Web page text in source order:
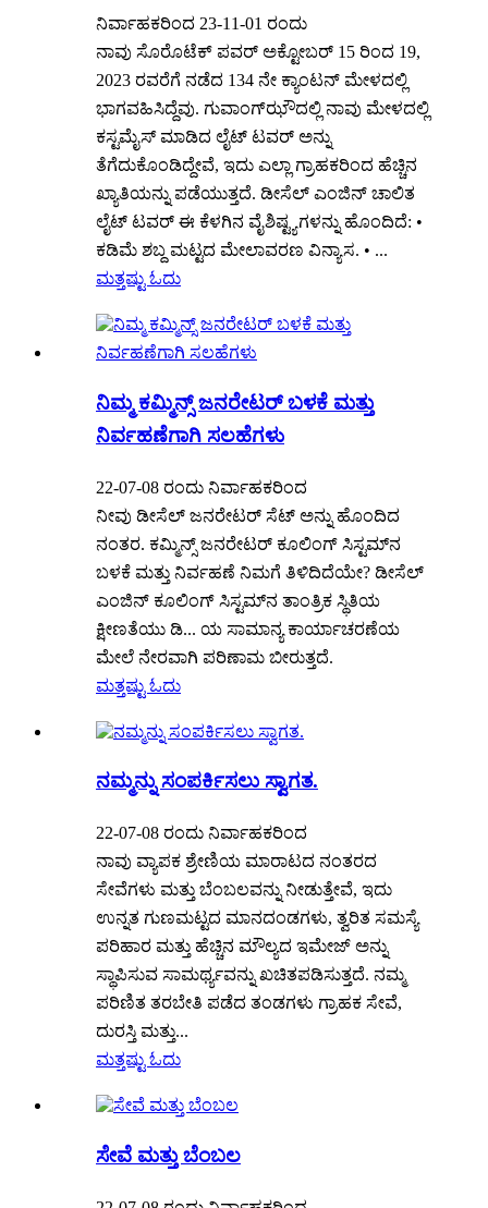
ನಿರ್ವಾಹಕರಿಂದ 23-11-01 ರಂದು
ನಾವು ಸೊರೊಟೆಕ್ ಪವರ್ ಅಕ್ಟೋಬರ್ 15 ರಿಂದ 19,
2023 ರವರೆಗೆ ನಡೆದ 134 ನೇ ಕ್ಯಾಂಟನ್ ಮೇಳದಲ್ಲಿ
ಭಾಗವಹಿಸಿದ್ದೆವು. ಗುವಾಂಗ್‌ಝೌದಲ್ಲಿ ನಾವು ಮೇಳದಲ್ಲಿ
ಕಸ್ಟಮೈಸ್ ಮಾಡಿದ ಲೈಟ್ ಟವರ್ ಅನ್ನು
ತೆಗೆದುಕೊಂಡಿದ್ದೇವೆ, ಇದು ಎಲ್ಲಾ ಗ್ರಾಹಕರಿಂದ ಹೆಚ್ಚಿನ
ಖ್ಯಾತಿಯನ್ನು ಪಡೆಯುತ್ತದೆ. ಡೀಸೆಲ್ ಎಂಜಿನ್ ಚಾಲಿತ
ಲೈಟ್ ಟವರ್ ಈ ಕೆಳಗಿನ ವೈಶಿಷ್ಟ್ಯಗಳನ್ನು ಹೊಂದಿದೆ: •
ಕಡಿಮೆ ಶಬ್ದ ಮಟ್ಟದ ಮೇಲಾವರಣ ವಿನ್ಯಾಸ. • ...
ಮತ್ತಷ್ಟು ಓದು
ನಿಮ್ಮ ಕಮ್ಮಿನ್ಸ್ ಜನರೇಟರ್ ಬಳಕೆ ಮತ್ತು
ನಿರ್ವಹಣೆಗಾಗಿ ಸಲಹೆಗಳು
22-07-08 ರಂದು ನಿರ್ವಾಹಕರಿಂದ
ನೀವು ಡೀಸೆಲ್ ಜನರೇಟರ್ ಸೆಟ್ ಅನ್ನು ಹೊಂದಿದ
ನಂತರ. ಕಮ್ಮಿನ್ಸ್ ಜನರೇಟರ್ ಕೂಲಿಂಗ್ ಸಿಸ್ಟಮ್‌ನ
ಬಳಕೆ ಮತ್ತು ನಿರ್ವಹಣೆ ನಿಮಗೆ ತಿಳಿದಿದೆಯೇ? ಡೀಸೆಲ್
ಎಂಜಿನ್ ಕೂಲಿಂಗ್ ಸಿಸ್ಟಮ್‌ನ ತಾಂತ್ರಿಕ ಸ್ಥಿತಿಯ
ಕ್ಷೀಣತೆಯು ಡಿ... ಯ ಸಾಮಾನ್ಯ ಕಾರ್ಯಾಚರಣೆಯ
ಮೇಲೆ ನೇರವಾಗಿ ಪರಿಣಾಮ ಬೀರುತ್ತದೆ.
ಮತ್ತಷ್ಟು ಓದು
ನಮ್ಮನ್ನು ಸಂಪರ್ಕಿಸಲು ಸ್ವಾಗತ.
22-07-08 ರಂದು ನಿರ್ವಾಹಕರಿಂದ
ನಾವು ವ್ಯಾಪಕ ಶ್ರೇಣಿಯ ಮಾರಾಟದ ನಂತರದ
ಸೇವೆಗಳು ಮತ್ತು ಬೆಂಬಲವನ್ನು ನೀಡುತ್ತೇವೆ, ಇದು
ಉನ್ನತ ಗುಣಮಟ್ಟದ ಮಾನದಂಡಗಳು, ತ್ವರಿತ ಸಮಸ್ಯೆ
ಪರಿಹಾರ ಮತ್ತು ಹೆಚ್ಚಿನ ಮೌಲ್ಯದ ಇಮೇಜ್ ಅನ್ನು
ಸ್ಥಾಪಿಸುವ ಸಾಮರ್ಥ್ಯವನ್ನು ಖಚಿತಪಡಿಸುತ್ತದೆ. ನಮ್ಮ
ಪರಿಣಿತ ತರಬೇತಿ ಪಡೆದ ತಂಡಗಳು ಗ್ರಾಹಕ ಸೇವೆ,
ದುರಸ್ತಿ ಮತ್ತು...
ಮತ್ತಷ್ಟು ಓದು
ಸೇವೆ ಮತ್ತು ಬೆಂಬಲ